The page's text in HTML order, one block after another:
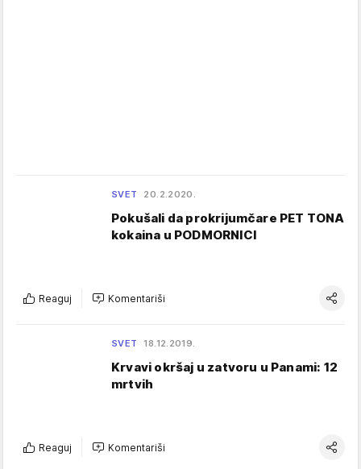
SVET 20.2.2020.
Pokušali da prokrijumčare PET TONA
kokaina u PODMORNICI
Reaguj Komentariši
SVET 18.12.2019.
Krvavi okršaj u zatvoru u Panami: 12
mrtvih
Reaguj Komentariši